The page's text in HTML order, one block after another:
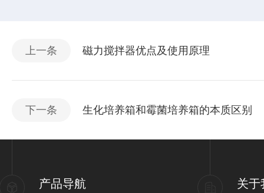
上一条 磁力搅拌器优点及使用原理
下一条 生化培养箱和霉菌培养箱的本质区别
产品导航 关于